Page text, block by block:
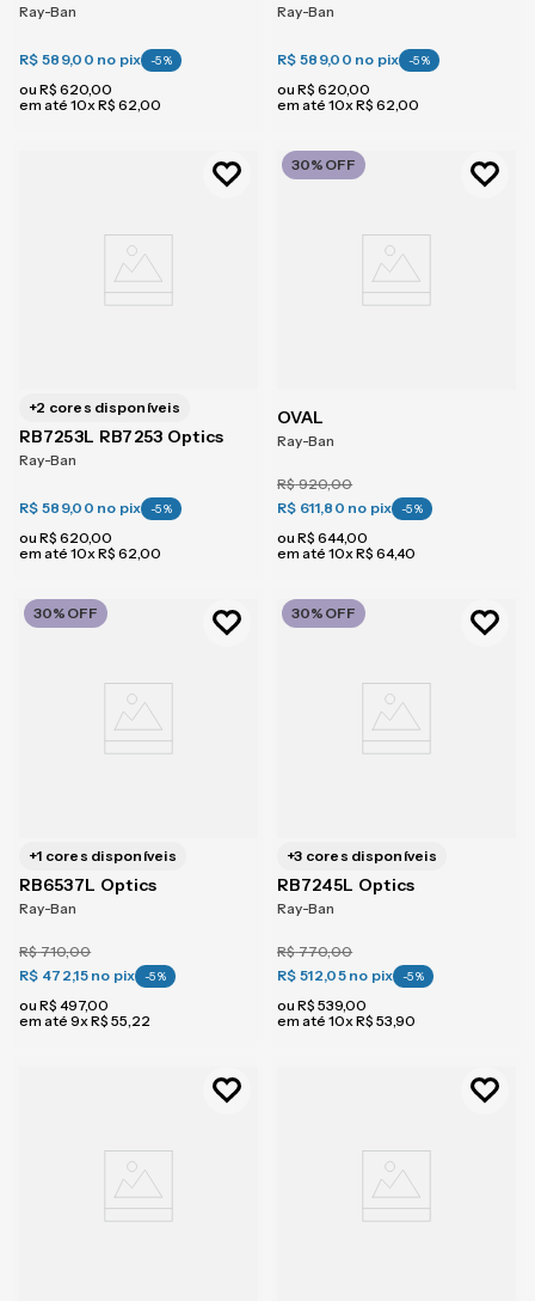
Ray-Ban
R$ 589,00 no pix -5%
ou R$ 620,00
em até 10xR$ 62,00
Ray-Ban
R$ 589,00 no pix -5%
ou R$ 620,00
em até 10xR$ 62,00
+2 cores disponíveis
RB7253L RB7253 Optics
Ray-Ban
R$ 589,00 no pix -5%
ou R$ 620,00
em até 10xR$ 62,00
30% OFF
OVAL
Ray-Ban
R$920,00
R$ 611,80 no pix -5%
ou R$ 644,00
em até 10xR$ 64,40
+1 cores disponíveis
30% OFF
RB6537L Optics
Ray-Ban
R$710,00
R$ 472,15 no pix -5%
ou R$ 497,00
em até 9xR$ 55,22
+3 cores disponíveis
30% OFF
RB7245L Optics
Ray-Ban
R$770,00
R$ 512,05 no pix -5%
ou R$ 539,00
em até 10xR$ 53,90